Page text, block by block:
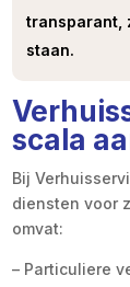
transparant,
staan.
scala
Bij
diensten voor
omvat:
– Particuliere